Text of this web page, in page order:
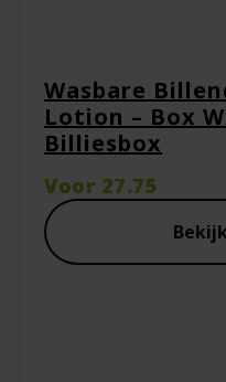
Wasbare
Lotion – Box
Billiesbox
Voor 27.75